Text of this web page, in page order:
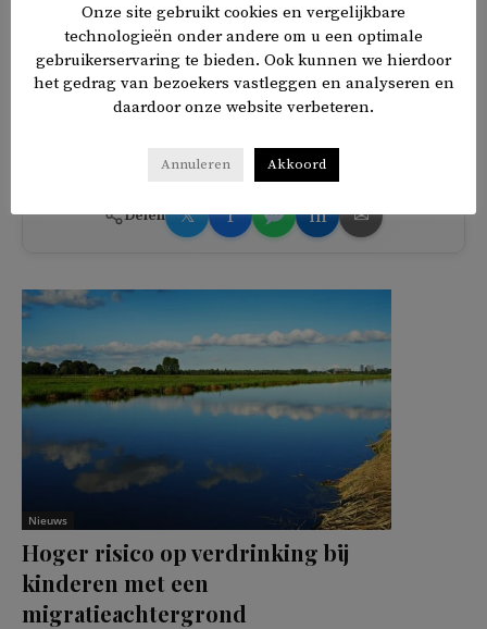
‘Erdogans Turkije’, waarin ze de Turkse president onder
meer beschuldigde van ‘kolonisatie’ van het Europese
continent door Turkse en islamitische arbeidsmigranten te
stimuleren om ‘meer kinderen te maken’, aldus Duvar.
Delen 𝕏 f in ✉
Nieuws
Hoger risico op verdrinking bij
kinderen met een
migratieachtergrond
Onze site gebruikt cookies en vergelijkbare
technologieën onder andere om u een optimale
gebruikerservaring te bieden. Ook kunnen we hierdoor
het gedrag van bezoekers vastleggen en analyseren en
daardoor onze website verbeteren.
Annuleren Akkoord